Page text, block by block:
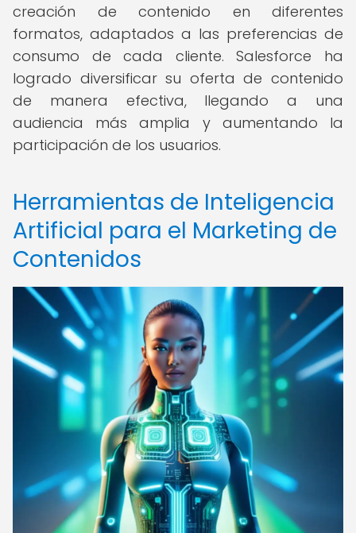
creación de contenido en diferentes
formatos, adaptados a las preferencias de
consumo de cada cliente. Salesforce ha
logrado diversificar su oferta de contenido
de manera efectiva, llegando a una
audiencia más amplia y aumentando la
participación de los usuarios.
Herramientas de Inteligencia
Artificial para el Marketing de
Contenidos